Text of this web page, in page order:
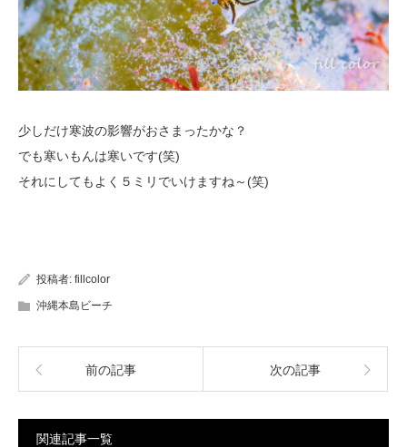
少しだけ寒波の影響がおさまったかな？
でも寒いもんは寒いです(笑)
それにしてもよく５ミリでいけますね～(笑)
投稿者: fillcolor
沖縄本島ビーチ
前の記事 次の記事
関連記事一覧